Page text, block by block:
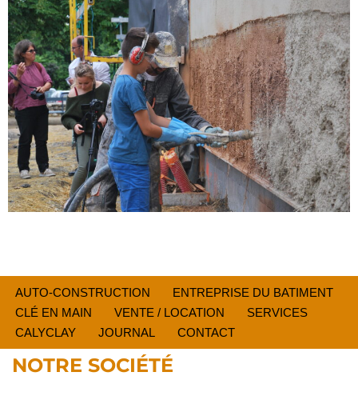
AUTO-CONSTRUCTION
ENTREPRISE DU BATIMENT
CLÉ EN MAIN
VENTE / LOCATION
SERVICES
CALYCLAY
JOURNAL CONTACT
NOTRE SOCIÉTÉ